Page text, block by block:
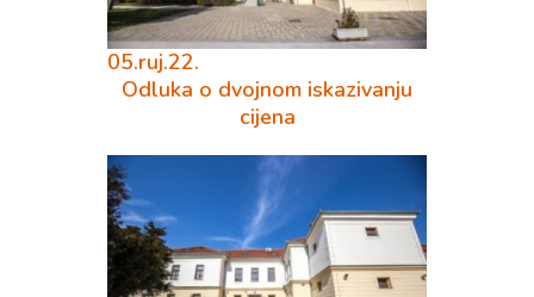
05.ruj.22.
Odluka o dvojnom iskazivanju
cijena